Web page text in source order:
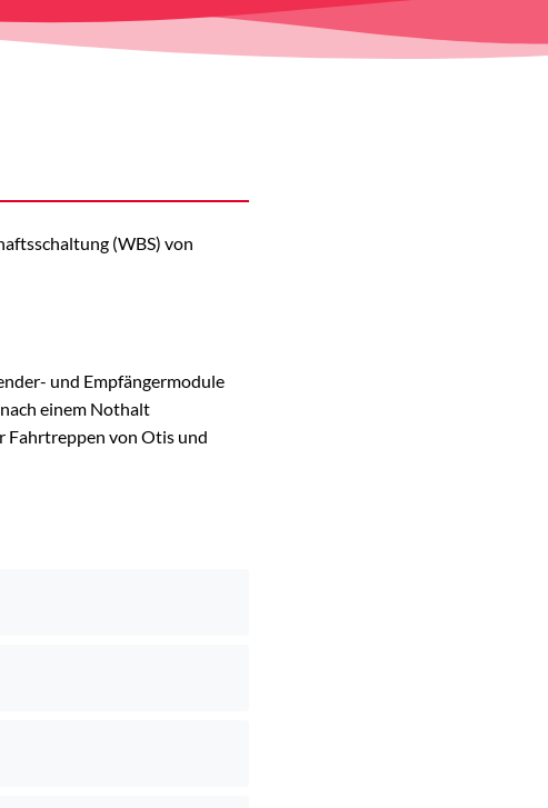
(WBS) von
und Empfängermodule
einem Nothalt
Fahrtreppen von Otis und